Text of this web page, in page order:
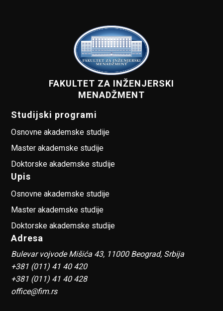
FAKULTET ZA INŽENJERSKI
MENADŽMENT
Studijski programi
Osnovne akademske studije
Master akademske studije
Doktorske akademske studije
Upis
Osnovne akademske studije
Master akademske studije
Doktorske akademske studije
Adresa
Bulevar vojvode Mišića 43, 11000 Beograd, Srbija
+381 (011) 41 40 420
+381 (011) 41 40 428
office@fim.rs